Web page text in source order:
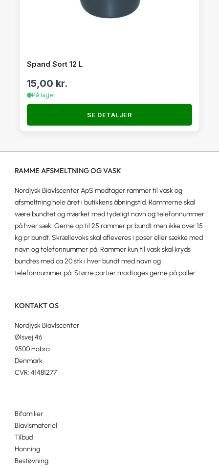
Spand Sort 12 L
15,00 kr.
På lager
SE DETALJER
RAMME AFSMELTNING OG VASK
Nordjysk Biavlscenter ApS modtager rammer til vask og
afsmeltning hele året i butikkens åbningstid. Rammerne skal
være bundtet og mærket med tydeligt navn og telefonnummer
på hver sæk. Gerne op til 25 rammer pr bundt men ikke over 15
kg pr bundt. Skrællevoks skal afleveres i poser eller sække med
navn og telefonnummer på. Rammer kun til vask skal kryds
bundtes med ca 20 stk i hver bundt med navn og
telefonnummer på. Større partier modtages gerne på paller.
KONTAKT OS
Nordjysk Biavlscenter
Ølsvej 46
9500 Hobro
Denmark
CVR: 41481277
Bifamilier
Biavlsmateriel
Tilbud
Honning
Bestøvning